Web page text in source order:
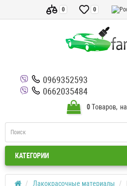
0
0
0969352593
0662035484
0Tоваров, на
КАТЕГОРИИ
Лакокрасочные материалы